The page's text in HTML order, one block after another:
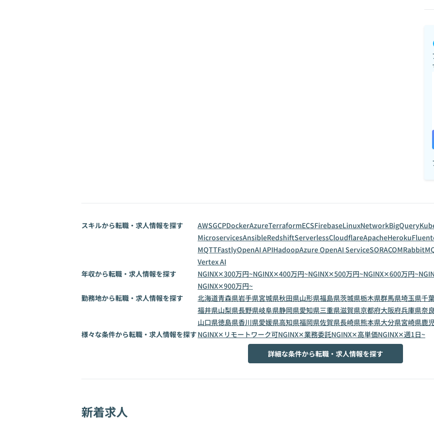
スキルから転職・求人情報を探す AWSGCPDockerAzureTerraformECSFirebaseLinuxNetworkBigQuery
MicroservicesAnsibleRedshiftServerlessCloudflareApacheHeroku
MQTTFastlyOpenAI APIHadoopAzure OpenAI ServiceSORACOM
Vertex AI
年収から転職・求人情報を探す
NGINX✕300万円~NGINX✕400万円~NGINX✕500万円~NGINX✕600万円~
NGINX✕900万円~
勤務地から転職・求人情報を探す
北海道青森県岩手県宮城県秋田県山形県福島県茨城県栃木県群馬県埼玉県千
福井県山梨県長野県岐阜県静岡県愛知県三重県滋賀県京都府大阪府兵庫県奈
山口県徳島県香川県愛媛県高知県福岡県佐賀県長崎県熊本県大分県宮崎県鹿
様々な条件から転職・求人情報を探す NGINX✕リモートワーク可NGINX✕業務委託NGINX✕高単価NGINX✕週1日~
詳細な条件から転職・求人情報を探す
新着求人